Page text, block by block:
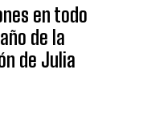
en todo
de la
de Julia